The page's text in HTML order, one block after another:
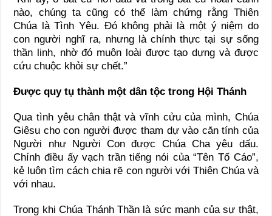
nào, chúng ta cũng có thể làm chứng rằng Thiên
Chúa là Tình Yêu. Đó không phải là một ý niệm do
con người nghĩ ra, nhưng là chính thực tại sự sống
thần linh, nhờ đó muôn loài được tạo dựng và được
cứu chuộc khỏi sự chết.”
Được quy tụ thành một dân tộc trong Hội Thánh
Qua tình yêu chân thật và vĩnh cửu của mình, Chúa
Giêsu cho con người được tham dự vào căn tính của
Người như Người Con được Chúa Cha yêu dấu.
Chính điều ấy vạch trần tiếng nói của “Tên Tố Cáo”,
kẻ luôn tìm cách chia rẽ con người với Thiên Chúa và
với nhau.
Trong khi Chúa Thánh Thần là sức mạnh của sự thật,